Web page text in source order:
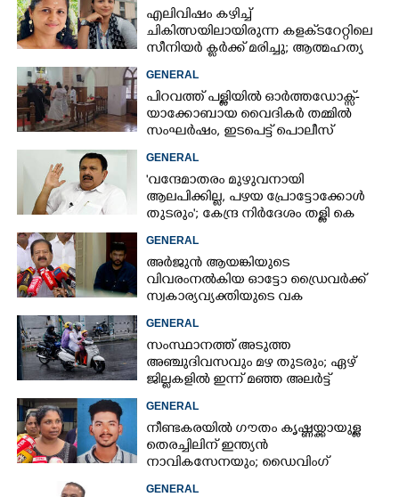
എലിവിഷം കഴിച്ച്
ചികിത്സയിലായിരുന്ന കളക്‌ടറേറ്റിലെ
സീനിയർ ക്ലർക്ക് മരിച്ചു; ആത്മഹത്യ
സ്ഥലംമാറ്റത്തിൽ മനംനൊന്തെന്ന്
സംശയം
GENERAL
പിറവത്ത് പള്ളിയിൽ ഓർത്തഡോക്സ്-
യാക്കോബായ വൈദികർ തമ്മിൽ
സംഘർഷം, ഇടപെട്ട് പൊലീസ്
GENERAL
'വന്ദേമാതരം മുഴുവനായി
ആലപിക്കില്ല, പഴയ പ്രോട്ടോക്കോൾ
തുടരും'; കേന്ദ്ര നിർദേശം തള്ളി കെ
മുരളീധരൻ
GENERAL
അർജുൻ ആയങ്കിയുടെ
വിവരംനൽകിയ ഓട്ടോ ഡ്രൈവർക്ക്
സ്വകാര്യവ്യക്തിയുടെ വക
പാരിതോഷികം: മന്ത്രി രമേശ്
ചെന്നിത്തല
GENERAL
സംസ്ഥാനത്ത് അടുത്ത
അ‌ഞ്ചുദിവസവും മഴ തുടരും; ഏഴ്
ജില്ലകളിൽ ഇന്ന് മഞ്ഞ അലർട്ട്
GENERAL
നീണ്ടകരയിൽ ഗൗതം കൃഷ്ണയ്ക്കായുള്ള
തെരച്ചിലിന് ഇന്ത്യൻ
നാവികസേനയും; ഡൈവിംഗ്
ആരംഭിച്ചു
GENERAL